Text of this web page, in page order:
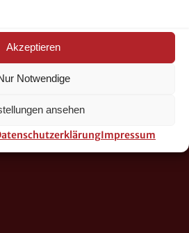
Akzeptieren
Notwendige
ansehen
Impressum